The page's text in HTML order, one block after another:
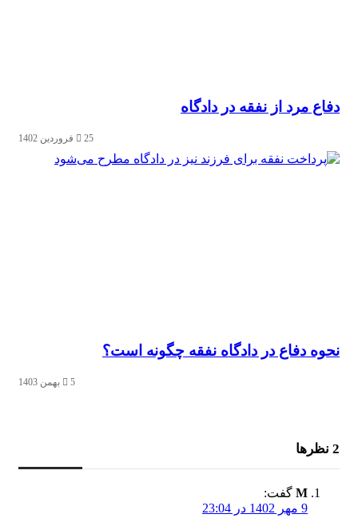
دفاع مرد از نفقه در دادگاه
25 فروردین 1402
نحوه دفاع در دادگاه نفقه چگونه است؟
5 بهمن 1403
‫2 نظرها
M گفت:
9 مهر 1402 در 23:04